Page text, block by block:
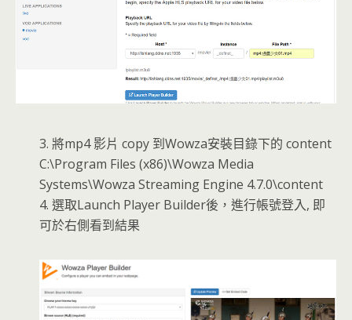
3. 將mp4 影片 copy 到Wowza安裝目錄下的 content
C:\Program Files (x86)\Wowza Media
Systems\Wowza Streaming Engine 4.7.0\content
4. 選取Launch Player Builder後，進行帳號登入, 即
可於右側看到結果